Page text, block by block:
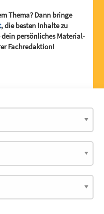
Thema? Dann bringe
, die besten Inhalte zu
persönliches Material-
Fachredaktion!